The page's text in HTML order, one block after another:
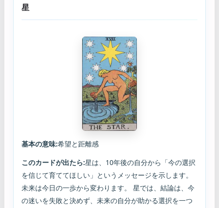
星
基本の意味:希望と距離感
このカードが出たら:星は、10年後の自分から「今の選択
を信じて育ててほしい」というメッセージを示します。
未来は今日の一歩から変わります。 星では、結論は、今
の迷いを失敗と決めず、未来の自分が助かる選択を一つ